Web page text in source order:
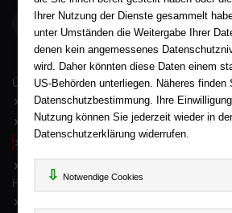
AHA-BUCH GmbH
Garlebsen 48
Wir sind gerne für Sie persönlich da.
Über AHA-BUCH
AGB
Impressum
Widerruf
Hilfe
Ihrer Nutzung der Dienste gesammelt
unter Umständen die Weitergabe Ihrer
denen kein angemessenes
wird. Daher könnten diese Daten einem
US-Behörden unterliegen. Näheres finden
Datenschutzbestimmung. Ihre
Nutzung können Sie jederzeit wieder in
Datenschutzerklärung widerrufen.
Notwendige Cookies